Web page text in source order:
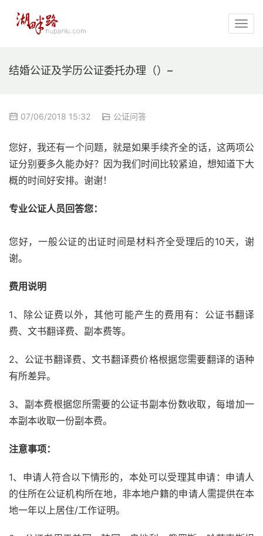
结婚公证及学历公证委托办理（）–
07/06/2018 15:32 公证问答
您好，我还有一个问题，就是如果手续齐全的话，这两项公
证分别要多久能办好？因为我们时间比较紧迫，想知道下大
概的时间好安排。谢谢！
专业公证人员回答您：
您好，一般公证的出证时间是材料齐全受理后的10天，谢
谢。
费用说明
1、除公证费以外，其他可能产生的费用有：公证书翻译
费、文书翻译费、副本费等。
2、公证书翻译费、文书翻译费价格根据您需要翻译的语种
有所差异。
3、副本费根据您所需要的公证书副本份数收取，每增加一
本副本收取一份副本费。
注意事项：
1、申请人符合以下情形的，本处可以受理其申请：申请人
的住所在公证机构所在地，非本地户籍的申请人需提供在本
地一年以上居住/工作证明。